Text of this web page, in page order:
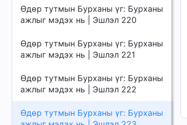
Өдөр тутмын Бурханы үг: Бурханы
ажлыг мэдэх нь | Эшлэл 220
Өдөр тутмын Бурханы үг: Бурханы
ажлыг мэдэх нь | Эшлэл 221
Өдөр тутмын Бурханы үг: Бурханы
ажлыг мэдэх нь | Эшлэл 222
Өдөр тутмын Бурханы үг: Бурханы